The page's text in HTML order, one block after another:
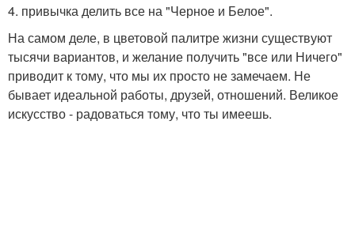
4. привычка делить все на "Черное и Белое".
На самом деле, в цветовой палитре жизни существуют
тысячи вариантов, и желание получить "все или Ничего"
приводит к тому, что мы их просто не замечаем. Не
бывает идеальной работы, друзей, отношений. Великое
искусство - радоваться тому, что ты имеешь.